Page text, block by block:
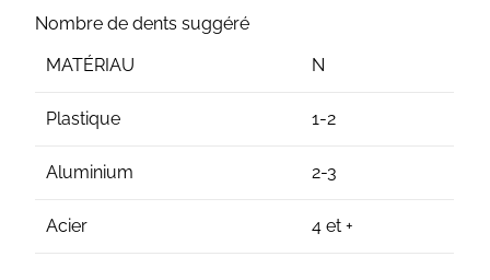
Nombre de dents suggéré
MATÉRIAU
N
Plastique 1-2
Aluminium 2-3
Acier 4 et +